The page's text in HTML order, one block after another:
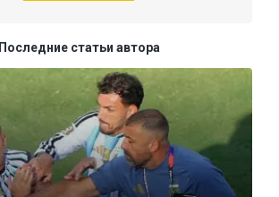
Последние статьи автора